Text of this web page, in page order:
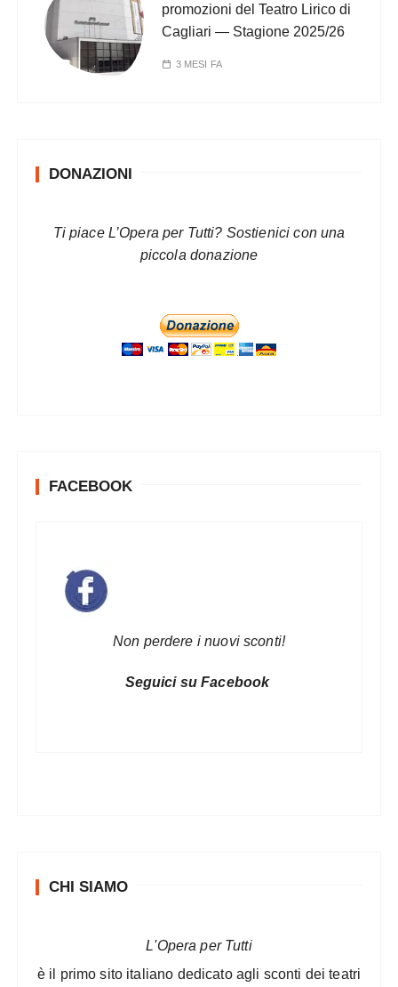
promozioni del Teatro Lirico di
Cagliari — Stagione 2025/26
3 MESI FA
DONAZIONI
Ti piace L’Opera per Tutti? Sostienici con una
piccola donazione
FACEBOOK
Non perdere i nuovi sconti!
Seguici su Facebook
CHI SIAMO
L'Opera per Tutti
è il primo sito italiano dedicato agli sconti dei teatri